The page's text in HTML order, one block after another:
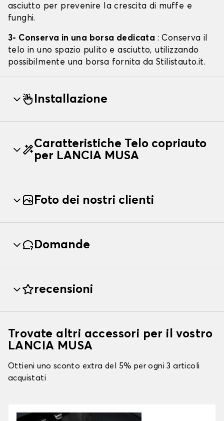
asciutto per prevenire la crescita di muffe e
funghi.
3- Conserva in una borsa dedicata : Conserva il
telo in uno spazio pulito e asciutto, utilizzando
possibilmente una borsa fornita da Stilistauto.it.
Installazione
Caratteristiche Telo copriauto
per LANCIA MUSA
Foto dei nostri clienti
Domande
recensioni
Trovate altri accessori per il vostro
LANCIA MUSA
Ottieni uno sconto extra del 5% per ogni 3 articoli
acquistati